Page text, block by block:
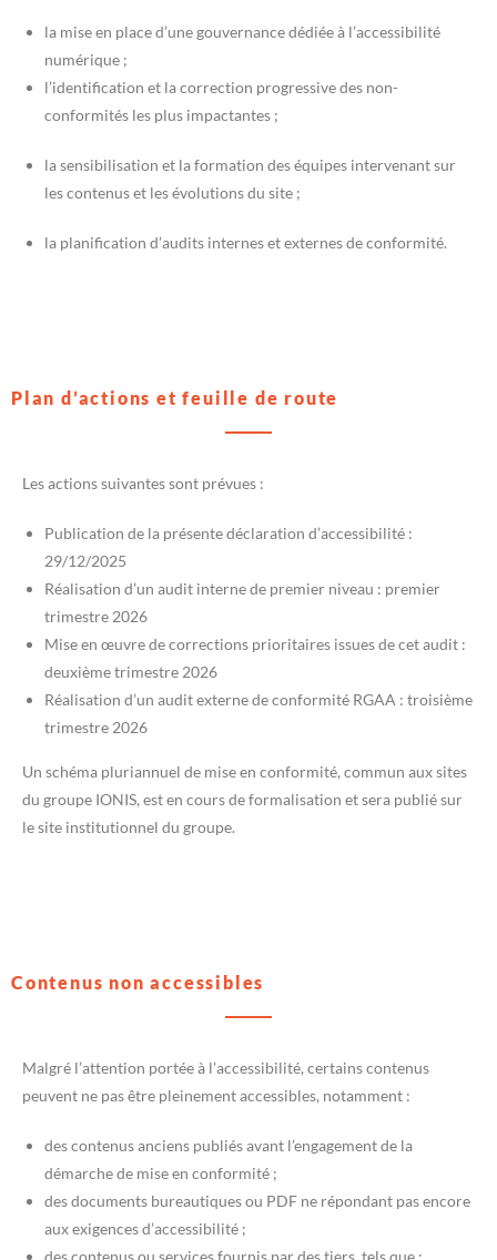
la mise en place d’une gouvernance dédiée à l’accessibilité
numérique ;
l’identification et la correction progressive des non-
conformités les plus impactantes ;
la sensibilisation et la formation des équipes intervenant sur
les contenus et les évolutions du site ;
la planification d’audits internes et externes de conformité.
Plan d’actions et feuille de route
Les actions suivantes sont prévues :
Publication de la présente déclaration d’accessibilité :
29/12/2025
Réalisation d’un audit interne de premier niveau : premier
trimestre 2026
Mise en œuvre de corrections prioritaires issues de cet audit :
deuxième trimestre 2026
Réalisation d’un audit externe de conformité RGAA : troisième
trimestre 2026
Un schéma pluriannuel de mise en conformité, commun aux sites
du groupe IONIS, est en cours de formalisation et sera publié sur
le site institutionnel du groupe.
Contenus non accessibles
Malgré l’attention portée à l’accessibilité, certains contenus
peuvent ne pas être pleinement accessibles, notamment :
des contenus anciens publiés avant l’engagement de la
démarche de mise en conformité ;
des documents bureautiques ou PDF ne répondant pas encore
aux exigences d’accessibilité ;